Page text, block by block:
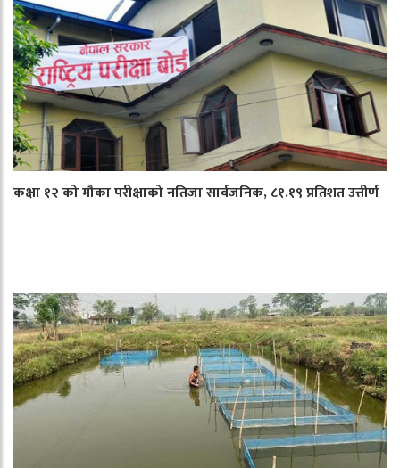
कक्षा १२ को मौका परीक्षाको नतिजा सार्वजनिक, ८१.१९ प्रतिशत उत्तीर्ण